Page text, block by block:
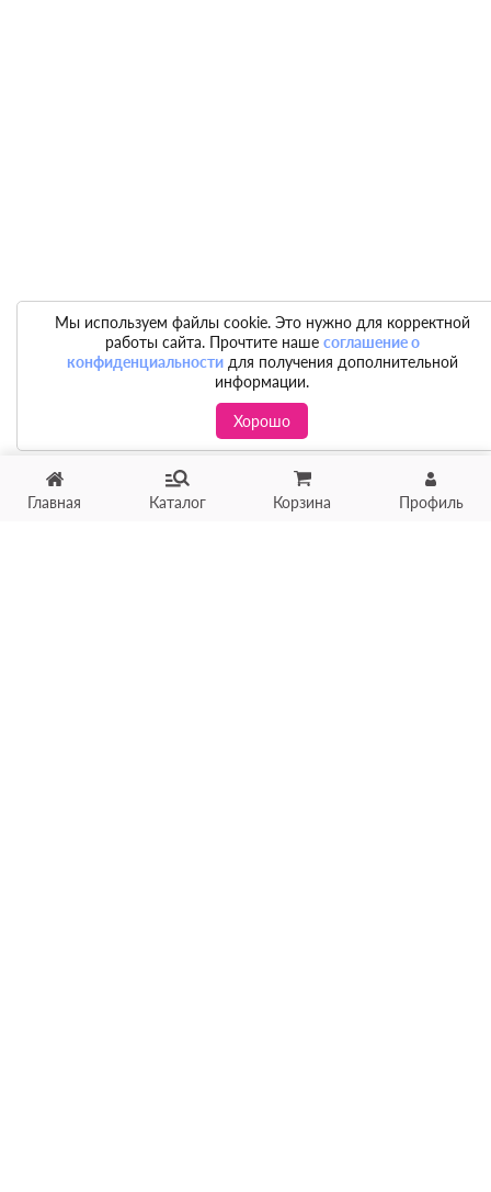
Главная Каталог Корзина Профиль
Мы используем файлы cookie. Это нужно для корректной
работы сайта. Прочтите наше соглашение о
конфиденциальностидля получения дополнительной
информации.
Хорошо